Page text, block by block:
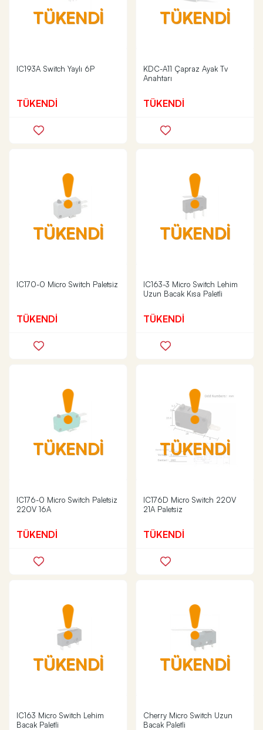
TÜKENDİ
IC193A Switch Yaylı 6P
TÜKENDİ
TÜKENDİ
KDC-A11 Çapraz Ayak Tv
Anahtarı
TÜKENDİ
TÜKENDİ
IC170-0 Micro Switch Paletsiz
TÜKENDİ
TÜKENDİ
IC163-3 Micro Switch Lehim
Uzun Bacak Kısa Paletli
TÜKENDİ
TÜKENDİ
IC176-0 Micro Switch Paletsiz
220V 16A
TÜKENDİ
TÜKENDİ
IC176D Micro Switch 220V
21A Paletsiz
TÜKENDİ
TÜKENDİ
IC163 Micro Switch Lehim
Bacak Paletli
TÜKENDİ
Cherry Micro Switch Uzun
Bacak Paletli